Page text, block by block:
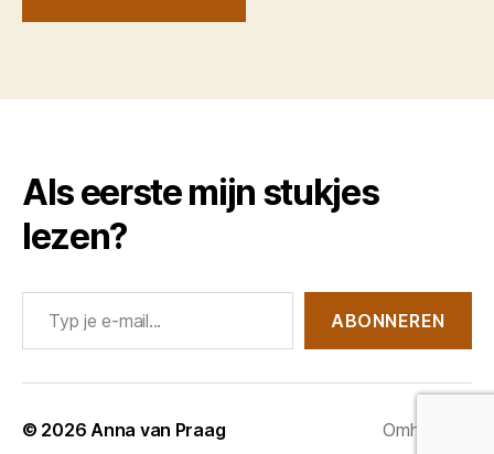
Als eerste mijn stukjes
lezen?
Typ je e-mail...
ABONNEREN
© 2026Anna van Praag Omhoog